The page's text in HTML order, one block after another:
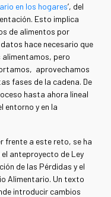
en los hogares’, del
Esto implica
de alimentos por
hace necesario que
alimentamos, pero
aprovechamos
fases de la cadena. De
hasta ahora lineal
entorno y en la
frente a este reto, se ha
anteproyecto de Ley
de las Pérdidas y el
Alimentario. Un texto
introducir cambios